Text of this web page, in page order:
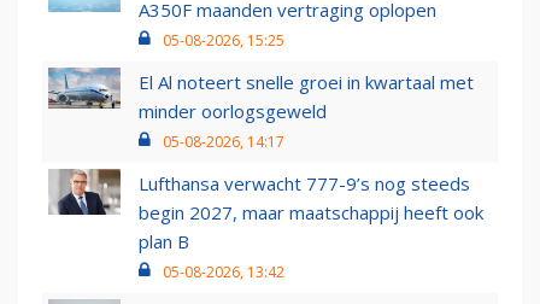
A350F maanden vertraging oplopen
05-08-2026, 15:25
El Al noteert snelle groei in kwartaal met
minder oorlogsgeweld
05-08-2026, 14:17
Lufthansa verwacht 777-9’s nog steeds
begin 2027, maar maatschappij heeft ook
plan B
05-08-2026, 13:42